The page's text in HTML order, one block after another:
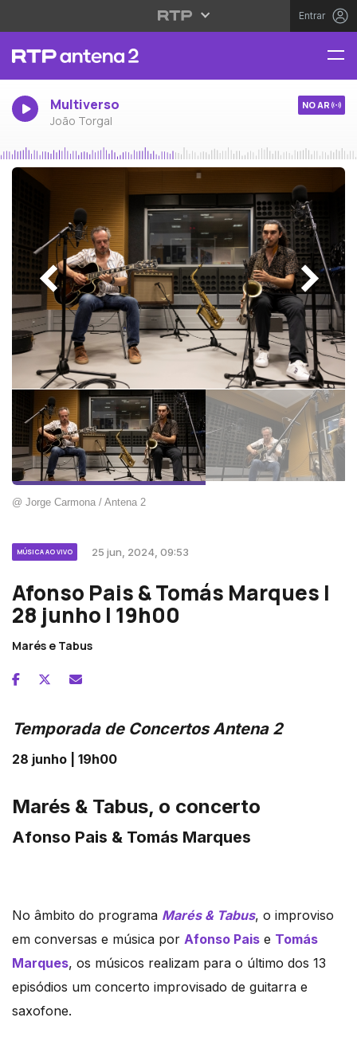
Entrar
Multiverso
João Torgal
NO AR
@ Jorge Carmona / Antena 2
MÚSICA AO VIVO 25 jun, 2024, 09:53
Afonso Pais & Tomás Marques |
28 junho | 19h00
Marés e Tabus
Temporada de Concertos Antena 2
28 junho | 19h00
Marés & Tabus, o concerto
Afonso Pais & Tomás Marques
No âmbito do programa Marés & Tabus, o improviso
em conversas e música por Afonso Pais e Tomás
Marques, os músicos realizam para o último dos 13
episódios um concerto improvisado de guitarra e
saxofone.